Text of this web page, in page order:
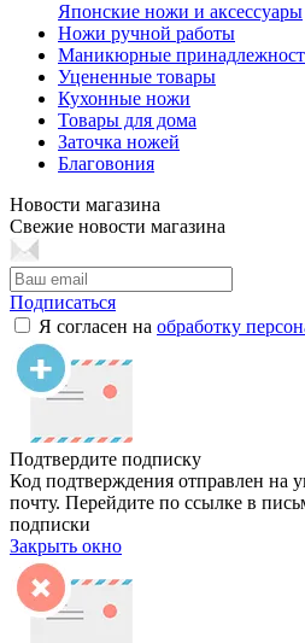
Японские ножи и аксессуары
Ножи ручной работы
Маникюрные
Уцененные товары
Кухонные ножи
Товары для дома
Заточка ножей
Благовония
Новости магазина
Свежие новости магазина
Подписаться
Я согласен на обработку
Подтвердите подписку
Код подтверждения отправлен на
почту. Перейдите по ссылке в
подписки
Закрыть окно